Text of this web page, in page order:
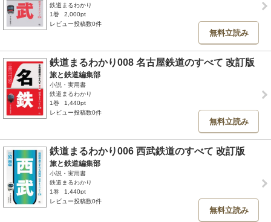
鉄道まるわかり
1巻
2,000pt
レビュー投稿数0件
無料立読み
鉄道まるわかり008 名古屋鉄道のすべて 改訂版
旅と鉄道編集部
小説・実用書
鉄道まるわかり
1巻
1,440pt
レビュー投稿数0件
無料立読み
鉄道まるわかり006 西武鉄道のすべて 改訂版
旅と鉄道編集部
小説・実用書
鉄道まるわかり
1巻
1,440pt
レビュー投稿数0件
無料立読み